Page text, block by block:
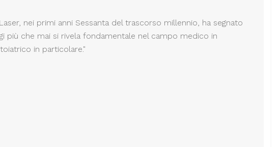
nei primi anni Sessanta del trascorso millennio, ha segnato
più che mai si rivela fondamentale nel campo medico in
in particolare."